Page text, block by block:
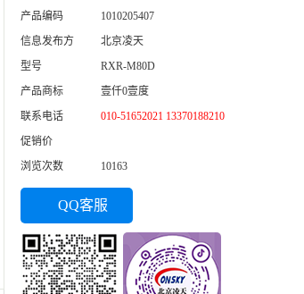
产品编码
1010205407
信息发布方
北京凌天
型号
RXR-M80D
产品商标
壹仟0壹度
联系电话
010-51652021 13370188210
促销价
浏览次数
10163
QQ客服